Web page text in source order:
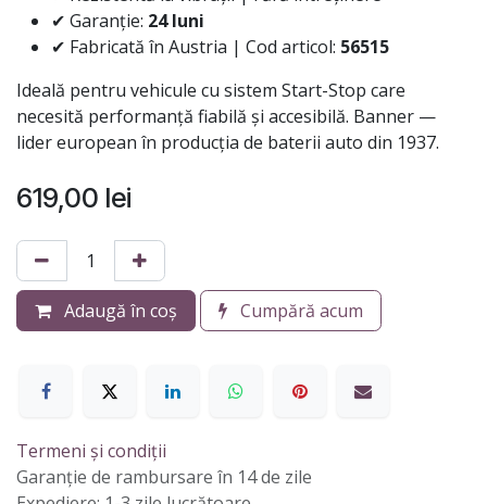
✔ Garanție: 24 luni
✔ Fabricată în Austria | Cod articol: 56515
Ideală pentru vehicule cu sistem Start-Stop care
necesită performanță fiabilă și accesibilă. Banner —
lider european în producția de baterii auto din 1937.
619,00 lei
Adaugă în coș Cumpără acum
Termeni și condiții
Garanție de rambursare în 14 de zile